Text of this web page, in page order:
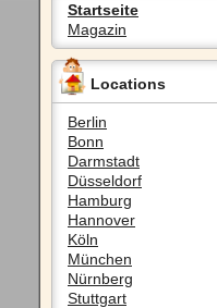
Startseite
Magazin
Locations
Berlin
Bonn
Darmstadt
Düsseldorf
Hamburg
Hannover
Köln
München
Nürnberg
Stuttgart